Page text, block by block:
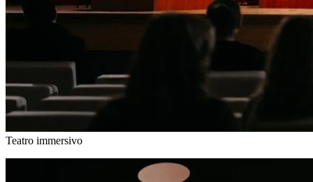
Teatro immersivo